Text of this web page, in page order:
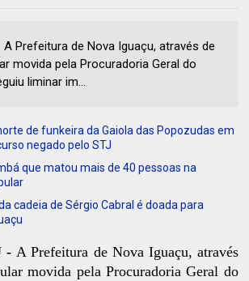
A Prefeitura de Nova Iguaçu, através de
movida pela Procuradoria Geral do
liminar im...
de funkeira da Gaiola das Popozudas em
negado pelo STJ
que matou mais de 40 pessoas na
cadeia de Sérgio Cabral é doada para
- A Prefeitura de Nova Iguaçu, através
movida pela Procuradoria Geral do